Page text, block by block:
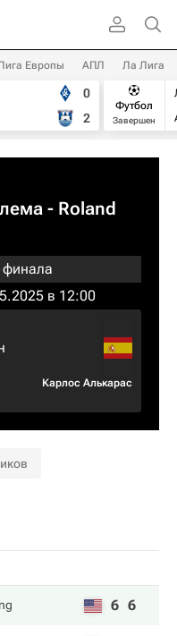
Европы АПЛ Ла Лига
0
2
Футбол
Завершен
- Roland
финала
в 12:00
Карлос Алькарас
6 6